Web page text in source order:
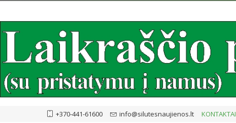
+370-441-61600 info@silutesnaujienos.lt KONTAKTAI